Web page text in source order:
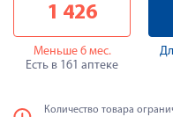
1 426
Меньше 6 мес.
Есть в 161 аптеке
Количество товара